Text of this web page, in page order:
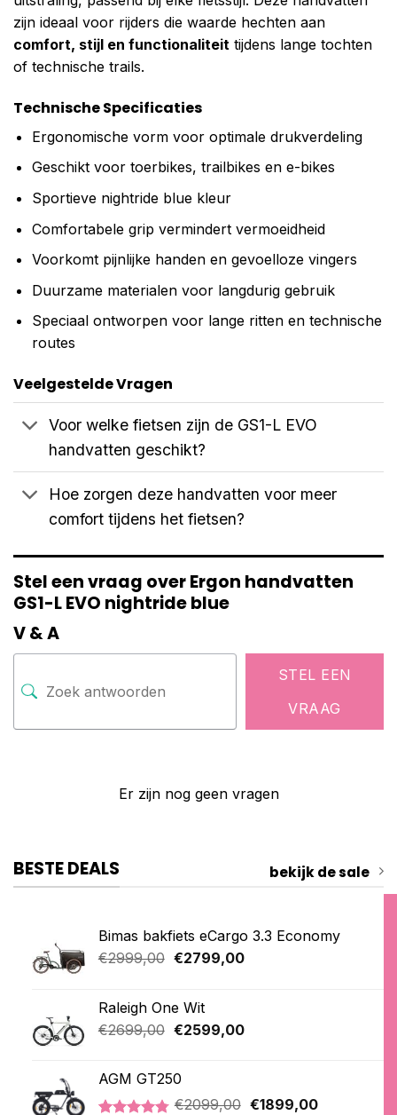
zijn ideaal voor rijders die waarde hechten aan
comfort, stijl en functionaliteit tijdens lange tochten
of technische trails.
Technische Specificaties
Ergonomische vorm voor optimale drukverdeling
Geschikt voor toerbikes, trailbikes en e-bikes
Sportieve nightride blue kleur
Comfortabele grip vermindert vermoeidheid
Voorkomt pijnlijke handen en gevoelloze vingers
Duurzame materialen voor langdurig gebruik
Speciaal ontworpen voor lange ritten en technische
routes
Veelgestelde Vragen
Voor welke fietsen zijn de GS1-L EVO
handvatten geschikt?
Hoe zorgen deze handvatten voor meer
comfort tijdens het fietsen?
Stel een vraag over Ergon handvatten
GS1-L EVO nightride blue
V & A
STEL EEN
VRAAG
Er zijn nog geen vragen
BESTE DEALS bekijk de sale
Bimas bakfiets eCargo 3.3 Economy
€2999,00 Oorspronkelijke
€2999,00.
€2799,00Huidige
Raleigh One Wit
€2699,00 Oorspronkelijke
€2699,00.
€2599,00Huidige
AGM GT250
€2099,00 Oorspronkelijke
€1899,00Huidige